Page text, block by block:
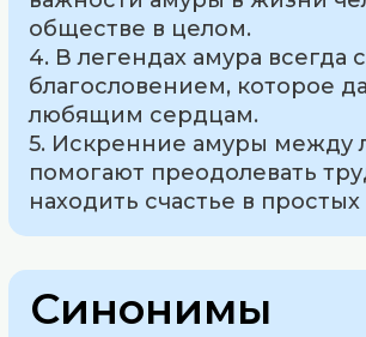
обществе в целом.
4. В легендах амура всегда
благословением, которое
любящим сердцам.
5. Искренние амуры между
помогают преодолевать
находить счастье в
Синонимы